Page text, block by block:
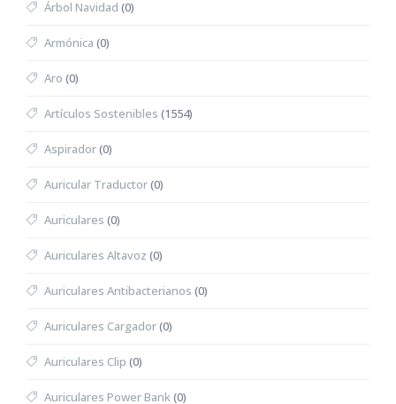
Árbol Navidad (0)
Armónica (0)
Aro (0)
Artículos Sostenibles (1554)
Aspirador(0)
Auricular Traductor(0)
Auriculares (0)
Auriculares Altavoz (0)
Auriculares Antibacterianos (0)
Auriculares Cargador(0)
Auriculares Clip (0)
Auriculares Power Bank(0)